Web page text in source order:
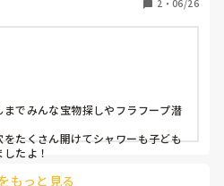
2 ・ 06/26
でみんな宝物探しやフラフープ潜
たくさん開けてシャワーも子ども
たよ！
もっと見る